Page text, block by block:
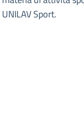
UNILAV Sport.